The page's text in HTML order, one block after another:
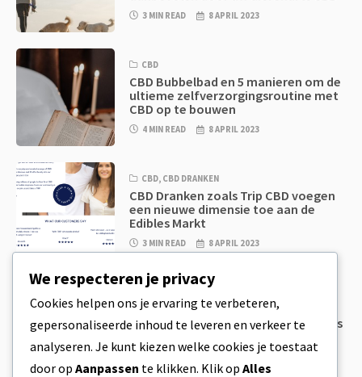
3 MIN READ 8 APRIL 2023
CBD
CBD Bubbelbad en 5 manieren om de
ultieme zelfverzorgingsroutine met
CBD op te bouwen
4 MIN READ 8 APRIL 2023
CBD, CBD DRANKEN
CBD Dranken zoals Trip CBD voegen
een nieuwe dimensie toe aan de
Edibles Markt
3 MIN READ 8 APRIL 2023
CBD Koekjesdeeg & Ongelooflijk
Simpele CBD Edibles Die Je Zelf Thuis
8 APRIL 2023
We respecteren je privacy
Cookies helpen ons je ervaring te verbeteren,
gepersonaliseerde inhoud te leveren en verkeer te
analyseren. Je kunt kiezen welke cookies je toestaat
door op Aanpassen te klikken. Klik op Alles